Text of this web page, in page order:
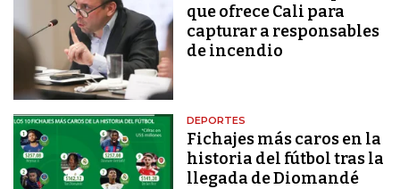
que ofrece Cali para
capturar a responsables
de incendio
DEPORTES
Fichajes más caros en la
historia del fútbol tras la
llegada de Diomandé